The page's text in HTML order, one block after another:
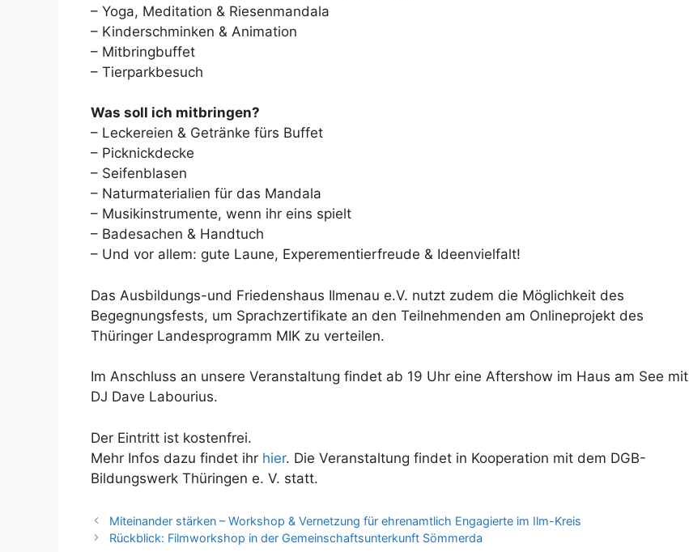
– Yoga, Meditation & Riesenmandala
– Kinderschminken & Animation
– Mitbringbuffet
– Tierparkbesuch
Was soll ich mitbringen?
– Leckereien & Getränke fürs Buffet
– Picknickdecke
– Seifenblasen
– Naturmaterialien für das Mandala
– Musikinstrumente, wenn ihr eins spielt
– Badesachen & Handtuch
– Und vor allem: gute Laune, Experementierfreude & Ideenvielfalt!
Das Ausbildungs-und Friedenshaus Ilmenau e.V. nutzt zudem die Möglichkeit des
Begegnungsfests, um Sprachzertifikate an den Teilnehmenden am Onlineprojekt des
Thüringer Landesprogramm MIK zu verteilen.
Im Anschluss an unsere Veranstaltung findet ab 19 Uhr eine Aftershow im Haus am See mit
DJ Dave Labourius.
Der Eintritt ist kostenfrei.
Mehr Infos dazu findet ihr hier. Die Veranstaltung findet in Kooperation mit dem DGB-
Bildungswerk Thüringen e. V. statt.
Miteinander stärken – Workshop & Vernetzung für ehrenamtlich Engagierte im Ilm-Kreis
Rückblick: Filmworkshop in der Gemeinschaftsunterkunft Sömmerda